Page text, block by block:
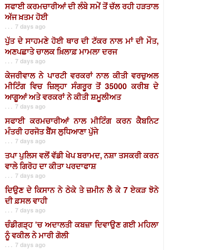
ਸਫਾਈ ਕਰਮਚਾਰੀਆਂ ਦੀ ਲੰਬੇ ਸਮੇਂ ਤੋਂ ਚੱਲ ਰਹੀ ਹੜਤਾਲ
ਅੱਜ ਖ਼ਤਮ ਹੋਈ
. . . 7 days ago
ਪੁੱਤ ਦੇ ਸਾਹਮਣੇ ਹੋਈ ਥਾਰ ਦੀ ਟੱਕਰ ਨਾਲ ਮਾਂ ਦੀ ਮੌਤ,
ਅਣਪਛਾਤੇ ਚਾਲਕ ਖ਼ਿਲਾਫ਼ ਮਾਮਲਾ ਦਰਜ
. . . 7 days ago
ਕੇਜਰੀਵਾਲ ਨੇ ਪਾਰਟੀ ਵਰਕਰਾਂ ਨਾਲ ਕੀਤੀ ਵਰਚੁਅਲ
ਮੀਟਿੰਗ ਵਿਚ ਜ਼ਿਲ੍ਹਾ ਸੰਗਰੂਰ ਤੋਂ 35000 ਕਰੀਬ ਦੇ
ਆਗੂਆਂ ਅਤੇ ਵਰਕਰਾਂ ਨੇ ਕੀਤੀ ਸ਼ਮੂਲੀਅਤ
. . . 7 days ago
ਸਫਾਈ ਕਰਮਚਾਰੀਆਂ ਨਾਲ ਮੀਟਿੰਗ ਕਰਨ ਕੈਬਨਿਟ
ਮੰਤਰੀ ਹਰਜੋਤ ਬੈਂਸ ਲੁਧਿਆਣਾ ਪੁੱਜੇ
. . . 7 days ago
ਤਪਾ ਪੁਲਿਸ ਵਲੋਂ ਵੱਡੀ ਖੇਪ ਬਰਾਮਦ, ਨਸ਼ਾ ਤਸਕਰੀ ਕਰਨ
ਵਾਲੇ ਗਿਰੋਹ ਦਾ ਕੀਤਾ ਪਰਦਾਫਾਸ਼
. . . 7 days ago
ਦਿਉਣ ਦੇ ਕਿਸਾਨ ਨੇ ਠੇਕੇ ਤੇ ਜ਼ਮੀਨ ਲੈ ਕੇ 7 ਏਕੜ ਝੋਨੇ
ਦੀ ਫ਼ਸਲ ਵਾਹੀ
. . . 7 days ago
ਚੰਡੀਗੜ੍ਹ 'ਚ ਅਦਾਲਤੀ ਕਬਜ਼ਾ ਦਿਵਾਉਣ ਗਈ ਮਹਿਲਾ
ਨੂੰ ਵਕੀਲ ਨੇ ਮਾਰੀ ਗੋਲੀ
. . . 7 days ago